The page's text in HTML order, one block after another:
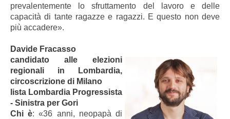
prevalentemente lo sfruttamento del lavoro e delle
capacità di tante ragazze e ragazzi. E questo non deve
più accadere».
Davide Fracasso
candidato alle elezioni
regionali in Lombardia,
circoscrizione di Milano
lista Lombardia Progressista
- Sinistra per Gori
Chi è: «36 anni, neopapà di